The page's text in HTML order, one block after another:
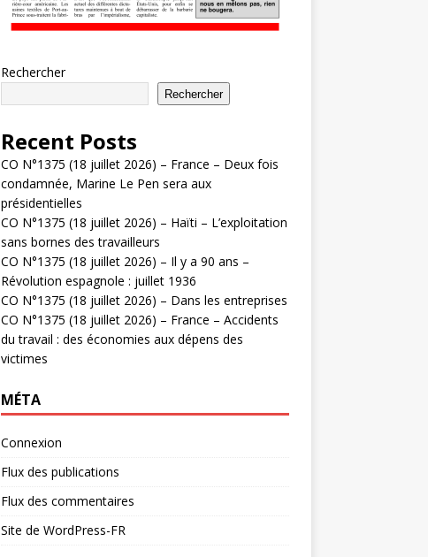
Rechercher
Rechercher
Recent Posts
CO N°1375 (18 juillet 2026) – France – Deux fois
condamnée, Marine Le Pen sera aux
présidentielles
CO N°1375 (18 juillet 2026) – Haïti – L’exploitation
sans bornes des travailleurs
CO N°1375 (18 juillet 2026) – Il y a 90 ans –
Révolution espagnole : juillet 1936
CO N°1375 (18 juillet 2026) – Dans les entreprises
CO N°1375 (18 juillet 2026) – France – Accidents
du travail : des économies aux dépens des
victimes
MÉTA
Connexion
Flux des publications
Flux des commentaires
Site de WordPress-FR